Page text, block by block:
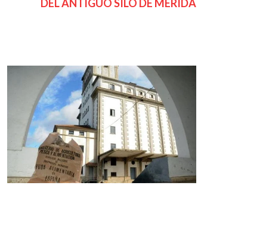
DEL ANTIGUO SILO DE MÉRIDA